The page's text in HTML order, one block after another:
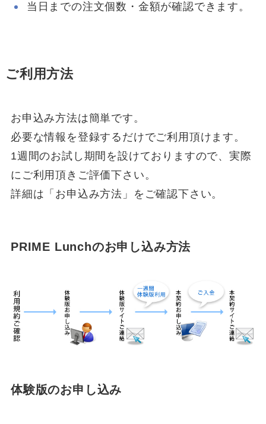
当日までの注文個数・金額が確認できます。
ご利用方法
お申込み方法は簡単です。
必要な情報を登録するだけでご利用頂けます。
1週間のお試し期間を設けておりますので、実際
にご利用頂きご評価下さい。
詳細は「お申込み方法」をご確認下さい。
PRIME Lunchのお申し込み方法
体験版のお申し込み